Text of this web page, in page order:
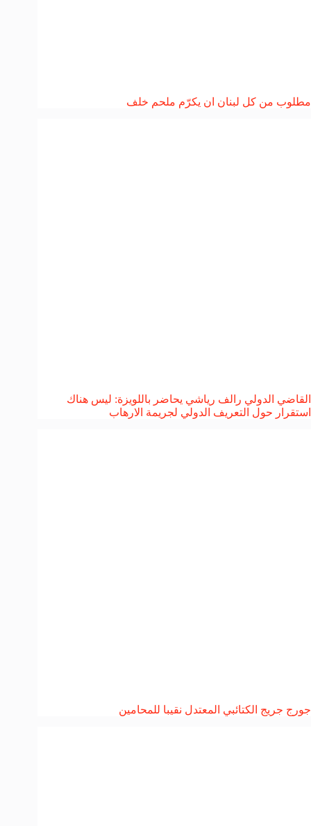
مطلوب من كل لبنان ان يكرّم ملحم خلف
القاضي الدولي رالف رياشي يحاضر باللويزة: ليس هناك
استقرار حول التعريف الدولي لجريمة الارهاب
جورج جريج الكتائبي المعتدل نقيبا للمحامين